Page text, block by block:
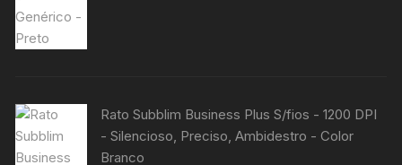
Rato Subblim Business Plus S/fios - 1200 DPI
- Silencioso, Preciso, Ambidestro - Color
Branco